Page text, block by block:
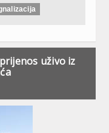
prijenos uživo iz